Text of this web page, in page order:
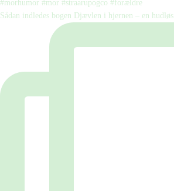
Sådan indledes bogen Djævlen i hjernen – en hudløs